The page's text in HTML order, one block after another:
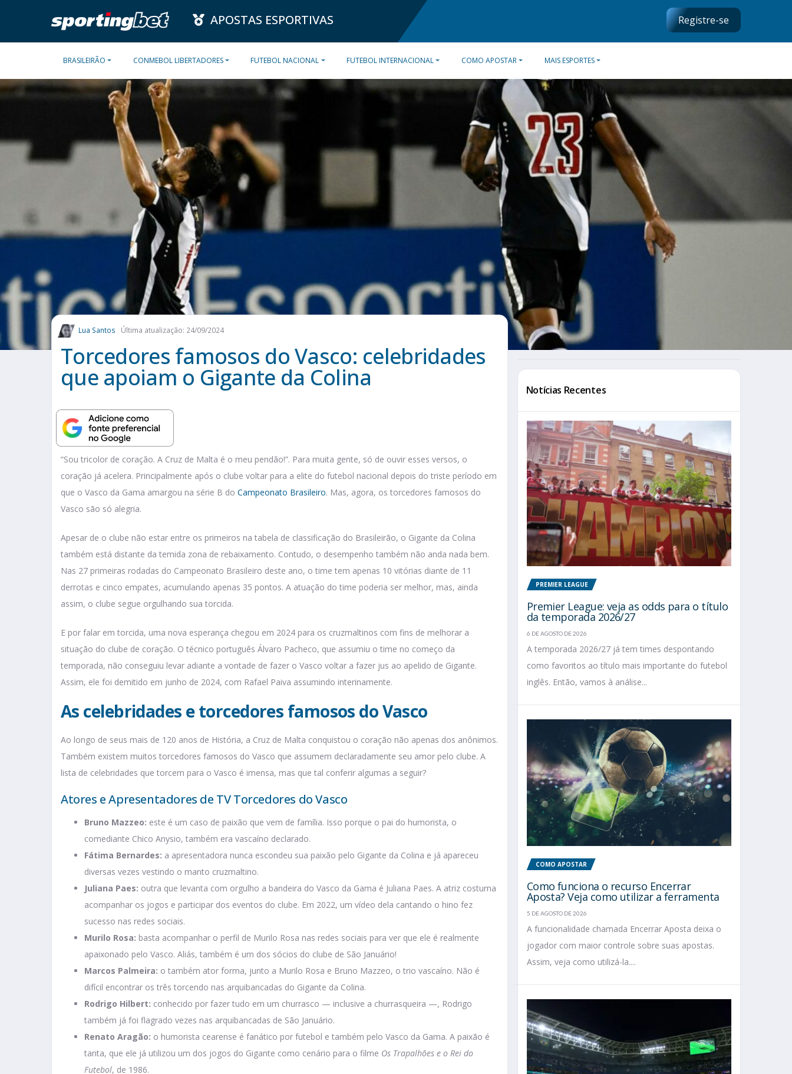
APOSTAS ESPORTIVAS Registre-se
BRASILEIRÃO CONMEBOL LIBERTADORES FUTEBOL NACIONAL FUTEBOL INTERNACIONAL COMO APOSTAR MAIS ESPORTES
Lua Santos Última atualização: 24/09/2024
Torcedores famosos do Vasco: celebridades
que apoiam o Gigante da Colina
“Sou tricolor de coração. A Cruz de Malta é o meu pendão!”. Para muita gente, só de ouvir esses versos, o
coração já acelera. Principalmente após o clube voltar para a elite do futebol nacional depois do triste período em
que o Vasco da Gama amargou na série B do Campeonato Brasileiro. Mas, agora, os torcedores famosos do
Vasco são só alegria.
Apesar de o clube não estar entre os primeiros na tabela de classificação do Brasileirão, o Gigante da Colina
também está distante da temida zona de rebaixamento. Contudo, o desempenho também não anda nada bem.
Nas 27 primeiras rodadas do Campeonato Brasileiro deste ano, o time tem apenas 10 vitórias diante de 11
derrotas e cinco empates, acumulando apenas 35 pontos. A atuação do time poderia ser melhor, mas, ainda
assim, o clube segue orgulhando sua torcida.
E por falar em torcida, uma nova esperança chegou em 2024 para os cruzmaltinos com fins de melhorar a
situação do clube de coração. O técnico português Álvaro Pacheco, que assumiu o time no começo da
temporada, não conseguiu levar adiante a vontade de fazer o Vasco voltar a fazer jus ao apelido de Gigante.
Assim, ele foi demitido em junho de 2024, com Rafael Paiva assumindo interinamente.
As celebridades e torcedores famosos do Vasco
Ao longo de seus mais de 120 anos de História, a Cruz de Malta conquistou o coração não apenas dos anônimos.
Também existem muitos torcedores famosos do Vasco que assumem declaradamente seu amor pelo clube. A
lista de celebridades que torcem para o Vasco é imensa, mas que tal conferir algumas a seguir?
Atores e Apresentadores de TV Torcedores do Vasco
Bruno Mazzeo: este é um caso de paixão que vem de família. Isso porque o pai do humorista, o
comediante Chico Anysio, também era vascaíno declarado.
Fátima Bernardes: a apresentadora nunca escondeu sua paixão pelo Gigante da Colina e já apareceu
diversas vezes vestindo o manto cruzmaltino.
Juliana Paes: outra que levanta com orgulho a bandeira do Vasco da Gama é Juliana Paes. A atriz costuma
acompanhar os jogos e participar dos eventos do clube. Em 2022, um vídeo dela cantando o hino fez
sucesso nas redes sociais.
Murilo Rosa: basta acompanhar o perfil de Murilo Rosa nas redes sociais para ver que ele é realmente
apaixonado pelo Vasco. Aliás, também é um dos sócios do clube de São Januário!
Marcos Palmeira: o também ator forma, junto a Murilo Rosa e Bruno Mazzeo, o trio vascaíno. Não é
difícil encontrar os três torcendo nas arquibancadas do Gigante da Colina.
Rodrigo Hilbert: conhecido por fazer tudo em um churrasco — inclusive a churrasqueira —, Rodrigo
também já foi flagrado vezes nas arquibancadas de São Januário.
Renato Aragão: o humorista cearense é fanático por futebol e também pelo Vasco da Gama. A paixão é
tanta, que ele já utilizou um dos jogos do Gigante como cenário para o filme Os Trapalhões e o Rei do
Futebol, de 1986.
Notícias Recentes
PREMIER LEAGUE
Premier League: veja as odds para o título
da temporada 2026/27
6 DE AGOSTO DE 2026
A temporada 2026/27 já tem times despontando
como favoritos ao título mais importante do futebol
inglês. Então, vamos à análise...
COMO APOSTAR
Como funciona o recurso Encerrar
Aposta? Veja como utilizar a ferramenta
5 DE AGOSTO DE 2026
A funcionalidade chamada Encerrar Aposta deixa o
jogador com maior controle sobre suas apostas.
Assim, veja como utilizá-la....